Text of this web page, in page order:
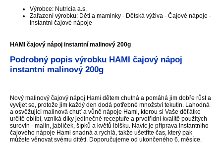
Výrobce: Nutricia a.s.
Zařazení výrobku: Děti a maminky - Dětská výživa - Čajové nápoje -
Instantní čajové nápoje
HAMI čajový nápoj instantní malinový 200g
Podrobný popis výrobku HAMI čajový nápoj
instantní malinový 200g
Nový malinový čajový nápoj Hami dětem chutná a pomáhá jim dobře růst a
vyvíjet se, protože jim každý den dodá potřebné množství tekutin. Lahodná
a osvěžující malinová chuť a vůně nápoje Hami, kterou si Vaše děťátko
určitě oblíbí, vzniká díky jedinečné receptuře a prvotřídní kvalitě použitých
surovin - malin, jablíček, šípků a květů ibišku. Navíc je příprava instantního
čajového nápoje Hami snadná a rychlá, takže ušetříte čas, který pak
můžete věnovat svému dítěti. Doporučujeme od ukončeného 6. měsíce.